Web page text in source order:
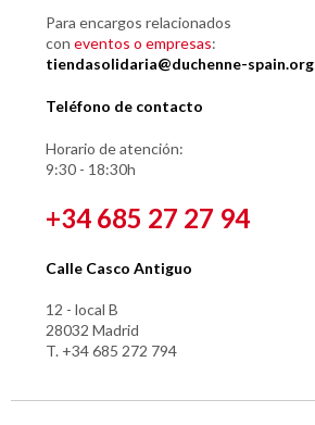
Para encargos relacionados
con eventos o empresas:
tiendasolidaria@duchenne-spain.org
Teléfono de contacto
Horario de atención:
9:30 - 18:30h
+34 685 27 27 94
Calle Casco Antiguo
12 - local B
28032 Madrid
T. +34 685 272 794